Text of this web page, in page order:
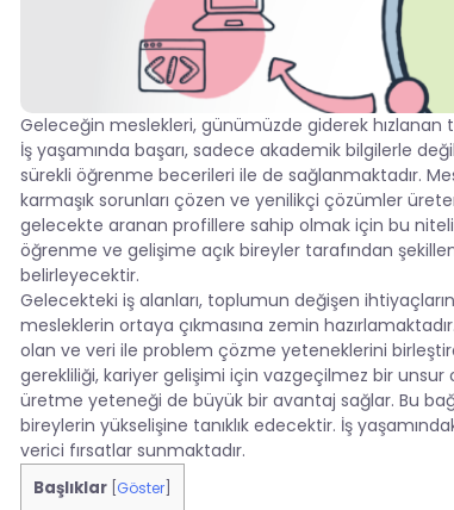
Geleceğin meslekleri, günümüzde giderek
İş yaşamında başarı, sadece akademik bilgilerle
sürekli öğrenme becerileri ile de sağlanmaktadır.
karmaşık sorunları çözen ve yenilikçi çözümler
gelecekte aranan profillere sahip olmak için bu
öğrenme ve gelişime açık bireyler tarafından
belirleyecektir.
Gelecekteki iş alanları, toplumun değişen
mesleklerin ortaya çıkmasına zemin
olan ve veri ile problem çözme yeteneklerini
gerekliliği, kariyer gelişimi için vazgeçilmez bir
üretme yeteneği de büyük bir avantaj sağlar. Bu
bireylerin yükselişine tanıklık edecektir. İş
verici fırsatlar sunmaktadır.
Başlıklar Göster]